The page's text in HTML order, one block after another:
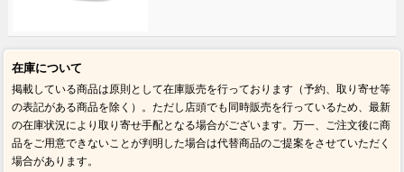
在庫について
掲載している商品は原則として在庫販売を行っております（予約、取り寄せ等
の表記がある商品を除く）。ただし店頭でも同時販売を行っているため、最新
の在庫状況により取り寄せ手配となる場合がございます。万一、ご注文後に商
品をご用意できないことが判明した場合は代替商品のご提案をさせていただく
場合があります。